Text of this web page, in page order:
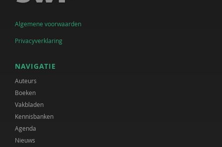
Algemene voorwaarden
Privacyverklaring
NAVIGATIE
Auteurs
Boeken
Vakbladen
Kennisbanken
Agenda
Nieuws